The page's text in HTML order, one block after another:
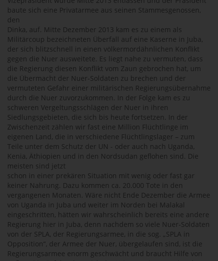
baute sich eine Privatarmee aus seinen Stammesgenossen,
den
Dinka, auf. Mitte Dezember 2013 kam es zu einem als
Militärcoup bezeichneten Überfall auf eine Kaserne in Juba,
der sich blitzschnell in einen völkermordähnlichen Konflikt
gegen die Nuer ausweitete. Es liegt nahe zu vermuten, dass
die Regierung diesen Konflikt vom Zaun gebrochen hat, um
die Übermacht der Nuer-Soldaten zu brechen und der
vermuteten Gefahr einer militärischen Regierungsübernahme
durch die Nuer zuvorzukommen. In der Folge kam es zu
schweren Vergeltungsschlägen der Nuer in ihren
Siedlungsgebieten, die sich bis heute fortsetzen. In der
Zwischenzeit zählen wir fast eine Million Flüchtlinge im
eigenen Land, die in verschiedene Flüchtlingslager – zum
Teile unter dem Schutz der UN - oder auch nach Uganda,
Kenia, Äthiopien und in den Nordsudan geflohen sind. Die
meisten sind jetzt
schon in einer prekären Situation mit wenig oder fast gar
keiner Nahrung. Dazu kommen ca. 20.000 Tote in den
vergangenen Monaten. Wäre nicht Ende Dezember die Armee
von Uganda in Juba und weiter im Norden bei Malakal
eingeschritten, hätten wir wahrscheinlich bereits eine andere
Regierung hier in Juba, denn nachdem so viele Nuer-Soldaten
von der SPLA, der Regierungsarmee, in die sog. „SPLA in
Opposition“, der Armee der Nuer, übergelaufen sind, ist die
Regierungsarmee enorm geschwächt und braucht Hilfe von